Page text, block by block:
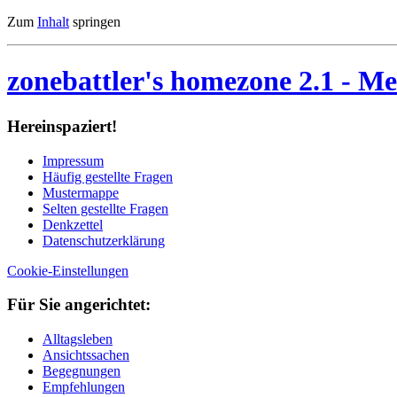
Zum Inhalt springen
zonebattler's homezone 2.1 -
Her­ein­spa­ziert!
Im­pres­sum
Häu­fig ge­stell­te Fra­gen
Mu­ster­map­pe
Sel­ten ge­stell­te Fra­gen
Denk­zet­tel
Da­ten­schutz­er­klä­rung
Cookie-Einstellungen
Für Sie an­ge­rich­tet:
Alltagsleben
Ansichtssachen
Begegnungen
Empfehlungen